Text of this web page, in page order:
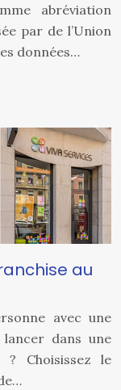
abréviation
par de l’Union
données…
au
avec une
lancer dans une
? Choisissez le